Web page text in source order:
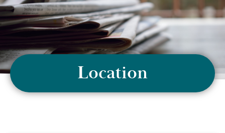
Location